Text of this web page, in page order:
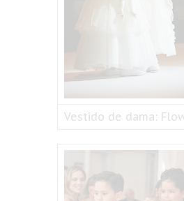
Vestido de dama: